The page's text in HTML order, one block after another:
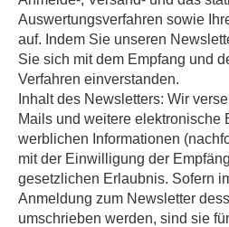
Auswertungsverfahren sowie
auf. Indem Sie unseren
Sie sich mit dem Empfang und
Verfahren einverstanden.
Inhalt des Newsletters: Wir
Mails und weitere elektronische
werblichen Informationen
mit der Einwilligung der
gesetzlichen Erlaubnis. Sofern
Anmeldung zum Newsletter
umschrieben werden, sind sie